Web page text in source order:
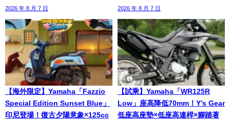
2026 年 8 月 7 日 2026 年 8 月 7 日
【海外限定】Yamaha「Fazzio
Special Edition Sunset Blue」
印尼登場！復古夕陽意象×125cc
【試乘】Yamaha「WR125R
Low」座高降低70mm！Y’s Gear
低座高座墊×低座高連桿×腳踏著